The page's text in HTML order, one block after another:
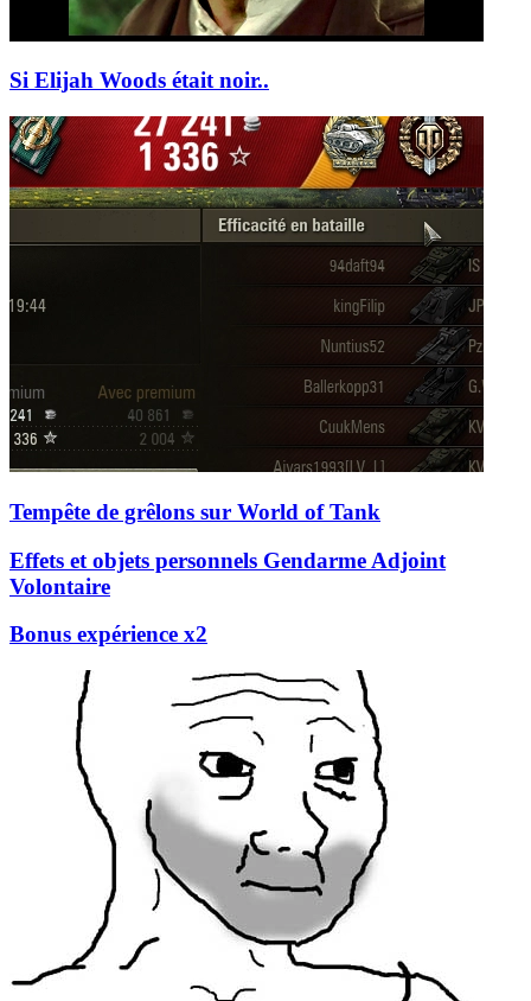
Si Elijah Woods était noir..
Tempête de grêlons sur World of Tank
Effets et objets personnels Gendarme Adjoint
Volontaire
Bonus expérience x2